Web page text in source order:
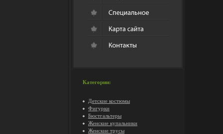
Категории:
Детские костюмы
Фигурки
Бюстгальтеры
Женские купальники
Женские трусы